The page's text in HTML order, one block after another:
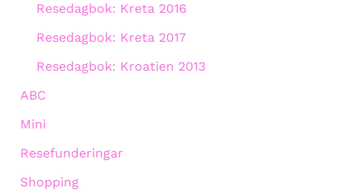
Resedagbok: Kreta 2016
Resedagbok: Kreta 2017
Resedagbok: Kroatien 2013
ABC
Mini
Resefunderingar
Shopping